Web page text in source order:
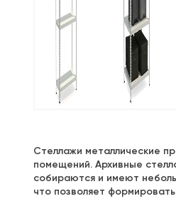
Стеллажи металлические
помещений. Архивные
собираются и имеют
что позволяет